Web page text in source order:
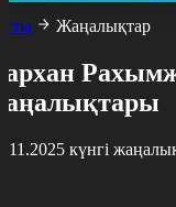
Жаңалықтар
күнгі